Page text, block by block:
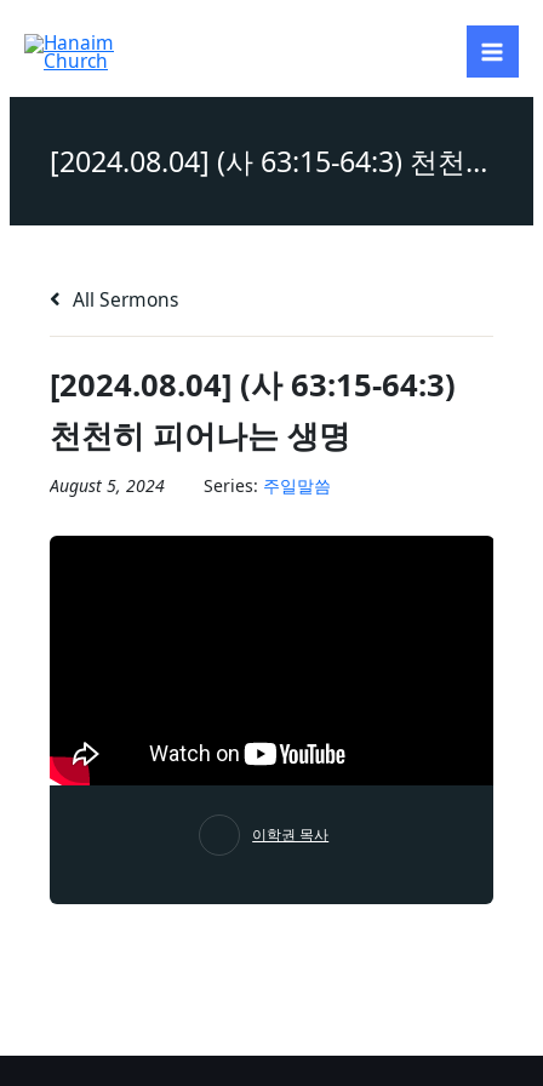
content
[2024.08.04] (사 63:15-64:3) 천천히 피어나는 생명
All Sermons
[2024.08.04] (사 63:15-64:3)
천천히 피어나는 생명
August 5, 2024 Series: 주일말씀
이학권 목사